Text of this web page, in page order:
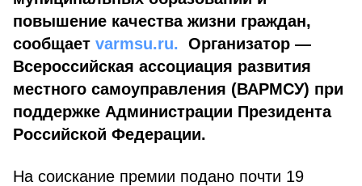
повышение качества жизни граждан,
сообщает varmsu.ru. Организатор —
Всероссийская ассоциация развития
местного самоуправления (ВАРМСУ) при
поддержке Администрации Президента
Российской Федерации.
На соискание премии подано почти 19